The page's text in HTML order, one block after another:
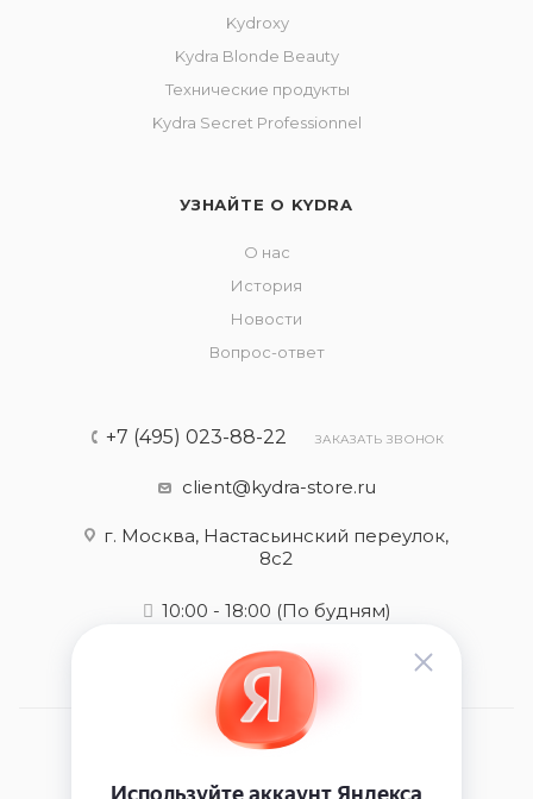
Kydroxy
Kydra Blonde Beauty
Технические продукты
Kydra Secret Professionnel
УЗНАЙТЕ О KYDRA
О нас
История
Новости
Вопрос-ответ
+7 (495) 023-88-22 ЗАКАЗАТЬ ЗВОНОК
client@kydra-store.ru
г. Москва, Настасьинский переулок,
8с2
10:00 - 18:00 (По будням)